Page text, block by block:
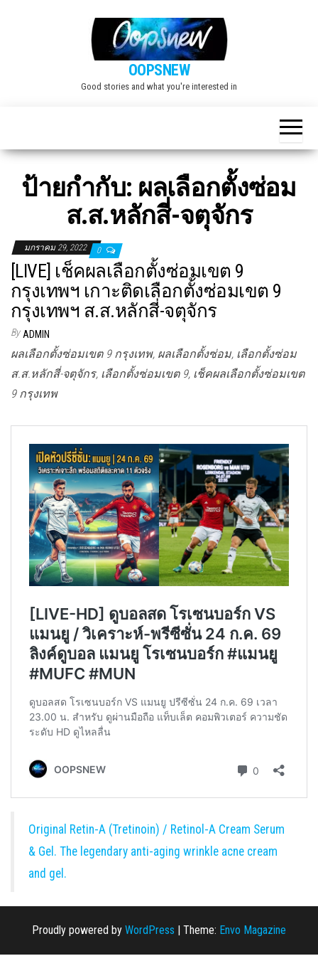
OOPSNEW
Good stories and what you're interested in
ป้ายกำกับ: ผลเลือกตั้งซ่อม
ส.ส.หลักสี่-จตุจักร
มกราคม 29, 2022 0
[LIVE] เช็คผลเลือกตั้งซ่อมเขต 9
กรุงเทพฯ เกาะติดเลือกตั้งซ่อมเขต 9
กรุงเทพฯ ส.ส.หลักสี่-จตุจักร
By ADMIN
ผลเลือกตั้งซ่อมเขต 9 กรุงเทพ, ผลเลือกตั้งซ่อม, เลือกตั้งซ่อม
ส.ส.หลักสี่-จตุจักร, เลือกตั้งซ่อมเขต 9, เช็คผลเลือกตั้งซ่อมเขต
9 กรุงเทพ
Original Retin-A (Tretinoin) / Retinol-A Cream Serum
& Gel. The legendary anti-aging wrinkle acne cream
and gel.
Proudly powered by WordPress | Theme: Envo Magazine